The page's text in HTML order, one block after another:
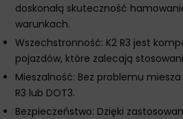
doskonałą skuteczność
warunkach.
Wszechstronność: K2 R3 jest
pojazdów, które zalecają
Mieszalność: Bez problemu
R3 lub DOT3.
Bezpieczeństwo: Dzięki